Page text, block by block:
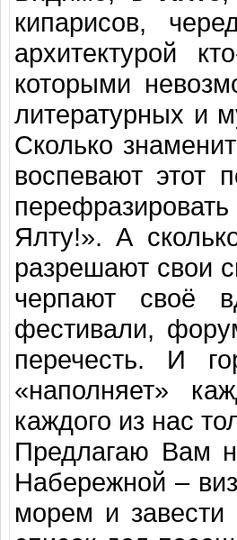
кипарисов,
архитектурой
которыми
литературных и
Сколько
воспевают этот
Ялту!». А
разрешают свои
черпают своё
фестивали,
перечесть. И
«наполняет»
каждого из нас
Предлагаю Вам
Набережной –
морем и завести